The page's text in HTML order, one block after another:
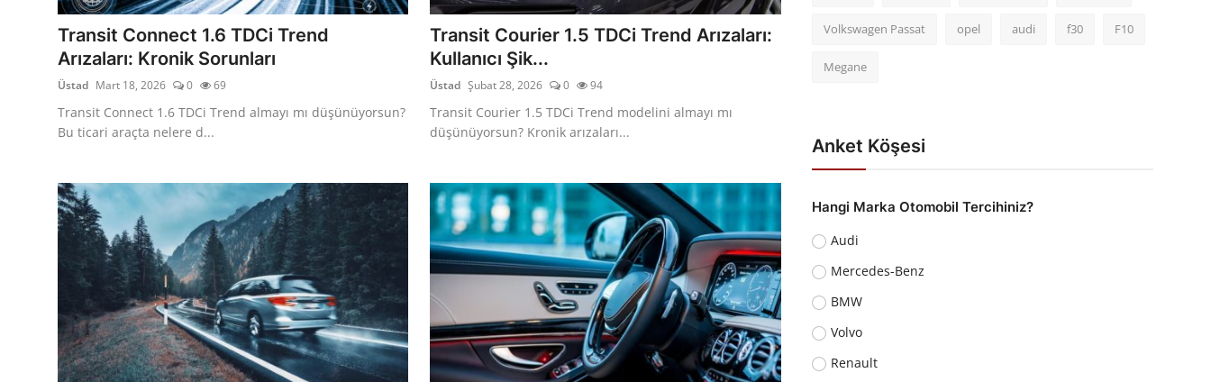
Transit Connect 1.6 TDCi Trend
Arızaları: Kronik Sorunları
Üstad Mart 18, 2026 0 69
Transit Connect 1.6 TDCi Trend almayı mı düşünüyorsun?
Bu ticari araçta nelere d...
Transit Courier 1.5 TDCi Trend Arızaları:
Kullanıcı Şik...
Üstad Şubat 28, 2026 0 94
Transit Courier 1.5 TDCi Trend modelini almayı mı
düşünüyorsun? Kronik arızaları...
Volkswagen Passat opel audi f30 F10
Megane
Anket Köşesi
Hangi Marka Otomobil Tercihiniz?
Audi
Mercedes-Benz
BMW
Volvo
Renault